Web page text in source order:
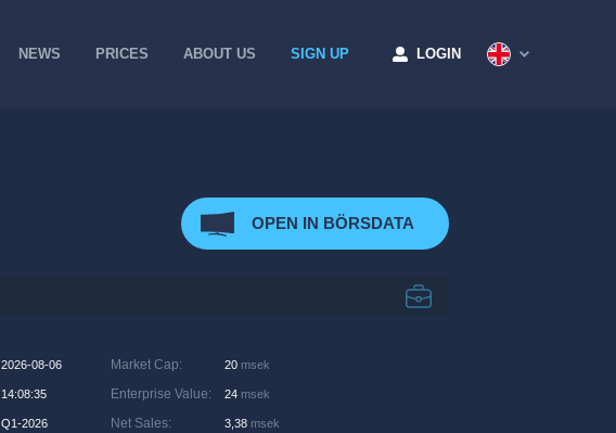
NEWS PRICES ABOUT US SIGN UP LOGIN
OPEN IN BÖRSDATA
2026-08-06
14:08:35
Q1-2026
Market Cap: 20 msek
Enterprise Value: 24 msek
Net Sales: 3,38 msek